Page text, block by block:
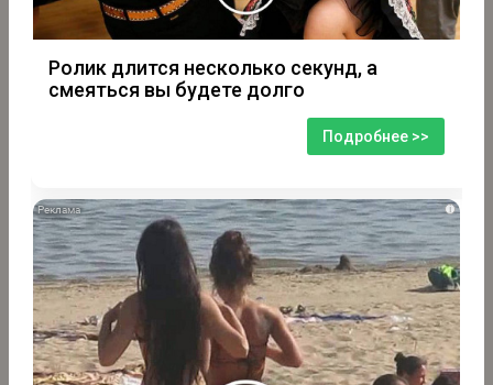
Ролик длится несколько секунд, а
смеяться вы будете долго
Подробнее >>
i